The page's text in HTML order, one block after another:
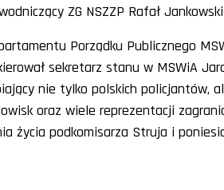
ZG NSZZP Rafał
Porządku Publicznego
sekretarz stanu w MSWiA
nie tylko polskich policjantów,
oraz wiele reprezentacji
życia podkomisarza Struja i